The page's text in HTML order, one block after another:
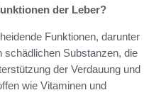
der Leber?
Funktionen, darunter
schädlichen Substanzen, die
der Verdauung und
wie Vitaminen und